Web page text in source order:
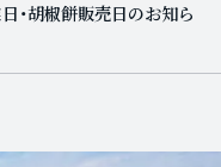
・胡椒餅販売日のお知ら